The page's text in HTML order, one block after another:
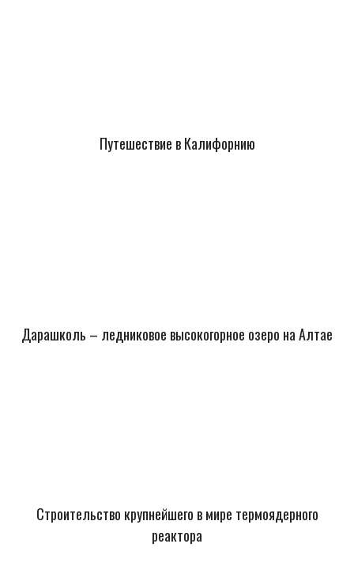
Путешествие в Калифорнию
Дарашколь – ледниковое высокогорное озеро на Алтае
Строительство крупнейшего в мире термоядерного
реактора